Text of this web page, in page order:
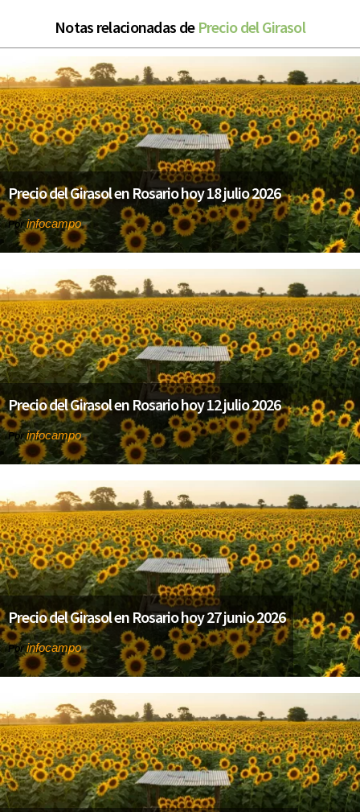
Notas relacionadas de Precio del Girasol
Precio del Girasol en Rosario hoy 18 julio 2026
Porinfocampo
Precio del Girasol en Rosario hoy 12 julio 2026
Por infocampo
Precio del Girasol en Rosario hoy 27 junio 2026
Porinfocampo